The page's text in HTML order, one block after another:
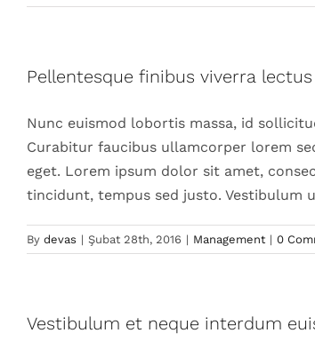
Pellentesque finibus viverra
Nunc euismod lobortis massa, id
Curabitur faucibus ullamcorper lorem
eget. Lorem ipsum dolor sit amet,
tincidunt, tempus sed justo. Vestibulum
By devas | Şubat 28th, 2016 | Management | 0
Vestibulum et neque interdum